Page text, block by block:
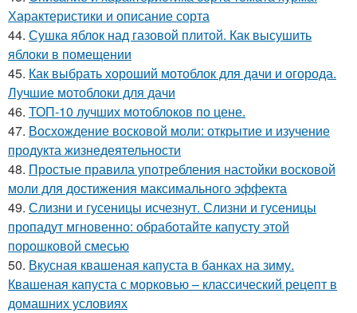
Характеристики и описание сорта
44. Сушка яблок над газовой плитой. Как высушить
яблоки в помещении
45. Как выбрать хороший мотоблок для дачи и огорода.
Лучшие мотоблоки для дачи
46. ТОП-10 лучших мотоблоков по цене.
47. Восхождение восковой моли: открытие и изучение
продукта жизнедеятельности
48. Простые правила употребления настойки восковой
моли для достижения максимального эффекта
49. Слизни и гусеницы исчезнут. Слизни и гусеницы
пропадут мгновенно: обработайте капусту этой
порошковой смесью
50. Вкусная квашеная капуста в банках на зиму.
Квашеная капуста с морковью – классический рецепт в
домашних условиях